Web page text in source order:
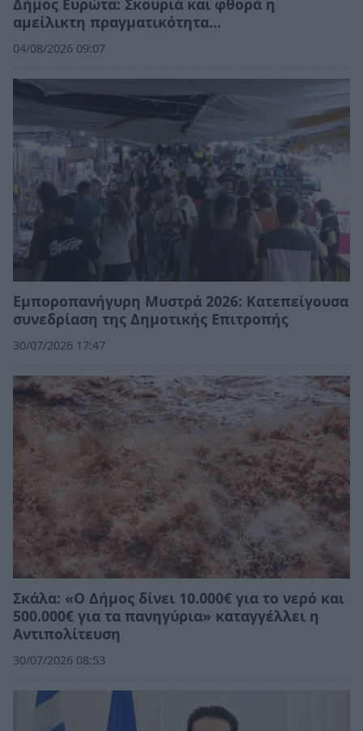
Δήμος Ευρώτα: Σκουριά και φθορά η
αμείλικτη πραγματικότητα…
04/08/2026 09:07
Εμποροπανήγυρη Μυστρά 2026: Κατεπείγουσα
συνεδρίαση της Δημοτικής Επιτροπής
30/07/2026 17:47
Σκάλα: «Ο Δήμος δίνει 10.000€ για το νερό και
500.000€ για τα πανηγύρια» καταγγέλλει η
Αντιπολίτευση
30/07/2026 08:53